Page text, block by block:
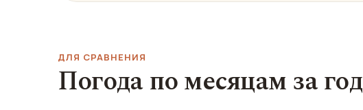
ДЛЯ СРАВНЕНИЯ
Погода по месяцам за год